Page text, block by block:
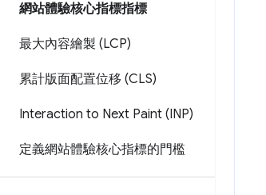
網站體驗核心指標指標
最大內容繪製 (LCP)
累計版面配置位移 (CLS)
Interaction to Next Paint (INP)
定義網站體驗核心指標的門檻